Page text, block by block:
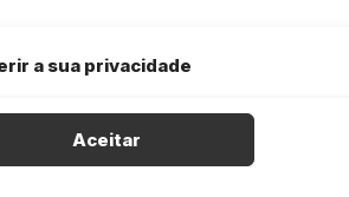
a sua privacidade
Aceitar